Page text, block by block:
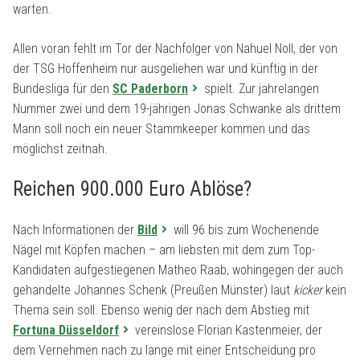
warten.
Allen voran fehlt im Tor der Nachfolger von Nahuel Noll, der von
der TSG Hoffenheim nur ausgeliehen war und künftig in der
Bundesliga für den SC Paderborn
spielt. Zur jahrelangen
Nummer zwei und dem 19-jährigen Jonas Schwanke als drittem
Mann soll noch ein neuer Stammkeeper kommen und das
möglichst zeitnah.
Reichen 900.000 Euro Ablöse?
Nach Informationen der Bild
will 96 bis zum Wochenende
Nägel mit Köpfen machen – am liebsten mit dem zum Top-
Kandidaten aufgestiegenen Matheo Raab, wohingegen der auch
gehandelte Johannes Schenk (Preußen Münster) laut kickerkein
Thema sein soll. Ebenso wenig der nach dem Abstieg mit
Fortuna Düsseldorf
vereinslose Florian Kastenmeier, der
dem Vernehmen nach zu lange mit einer Entscheidung pro